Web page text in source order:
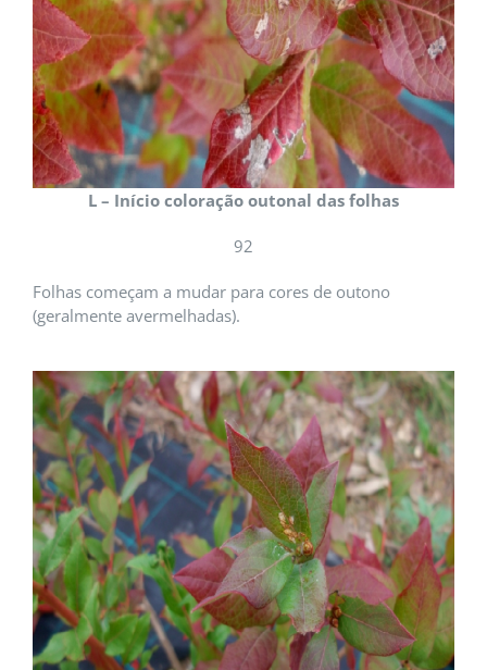
L – Início coloração outonal das folhas
92
Folhas começam a mudar para cores de outono
(geralmente avermelhadas).